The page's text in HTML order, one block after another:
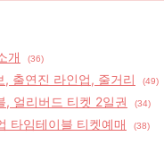
개 (36)
출연진 라인업, 줄거리 (49)
, 얼리버드 티켓 2일권 (34)
타임테이블 티켓예매 (38)